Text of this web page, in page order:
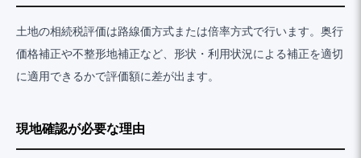
土地の相続税評価は路線価方式または倍率方式で行います。奥行
価格補正や不整形地補正など、形状・利用状況による補正を適切
に適用できるかで評価額に差が出ます。
現地確認が必要な理由